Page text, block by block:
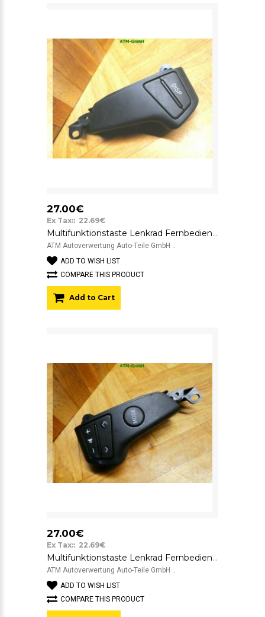
27.00€
Ex Tax:: 22.69€
Multifunktionstaste Lenkrad Fernbedienung Display Toyota Avensis 75B596
ATM Autoverwertung Auto-Teile GmbH ..
ADD TO WISH LIST
COMPARE THIS PRODUCT
Add to Cart
27.00€
Ex Tax:: 22.69€
Multifunktionstaste Lenkrad Fernbedienung Radio Toyota Avensis 75B596 598-2L67
ATM Autoverwertung Auto-Teile GmbH ..
ADD TO WISH LIST
COMPARE THIS PRODUCT